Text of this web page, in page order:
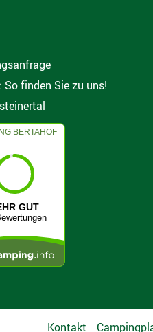
So finden Sie zu uns!
BERTAHOF
GUT
Kontakt